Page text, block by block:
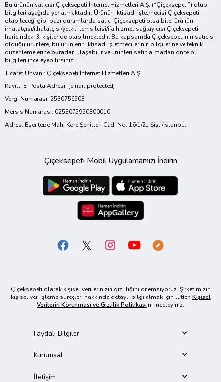
Bu ürünün satıcısı Çiçeksepeti İnternet Hizmetleri A.Ş. (“Çiçeksepeti”) olup
bilgileri aşağıda yer almaktadır. Ürünün iktisadi işletmecisi Çiçeksepeti
olabileceği gibi bazı durumlarda satıcı Çiçeksepeti olsa bile, ürünün
imalatçısı/ithalatçısı/yetkili temsilcisi/ifa hizmet sağlayıcısı Çiçeksepeti
haricindeki 3. kişiler de olabilmektedir. Bu kapsamda Çiçeksepeti’nin satıcısı
olduğu ürünlere, bu ürünlerin iktisadi işletmecilerinin bilgilerine ve teknik
düzenlemelerineburadan ulaşabilir ve ürünleri satın almadan önce bu
bilgileri inceleyebilirsiniz.
Ticaret Ünvanı: Çiçeksepeti İnternet Hizmetleri A.Ş.
Kayıtlı E-Posta Adresi: [email protected]
Vergi Numarası: 2530759503
Mersis Numarası: 0253075950300010
Adres: Esentepe Mah. Kore Şehitleri Cad. No: 16/1/21 Şişli/İstanbul
Çiçeksepeti Mobil Uygulamamızı İndirin
Çiçeksepeti olarak kişisel verilerinizin gizliliğini önemsiyoruz. Şirketimizin
kişisel veri işleme süreçleri hakkında detaylı bilgi almak için lütfen Kişisel
Verilerin Korunması ve Gizlilik Politikası’nı inceleyiniz.
Faydalı Bilgiler
Kurumsal
İletişim